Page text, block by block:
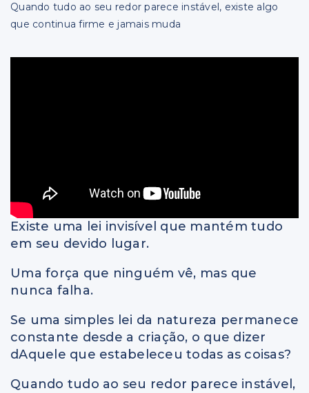
Quando tudo ao seu redor parece instável, existe algo
que continua firme e jamais muda
Existe uma lei invisível que mantém tudo
em seu devido lugar.
Uma força que ninguém vê, mas que
nunca falha.
Se uma simples lei da natureza permanece
constante desde a criação, o que dizer
dAquele que estabeleceu todas as coisas?
Quando tudo ao seu redor parece instável,